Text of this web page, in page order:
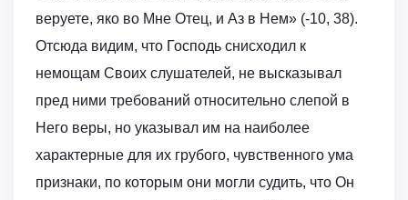
веруете, яко во Мне Отец, и Аз в Нем» (-10, 38).
Отсюда видим, что Господь снисходил к
немощам Своих слушателей, не высказывал
пред ними требований относительно слепой в
Него веры, но указывал им на наиболее
характерные для их грубого, чувственного ума
признаки, по которым они могли судить, что Он